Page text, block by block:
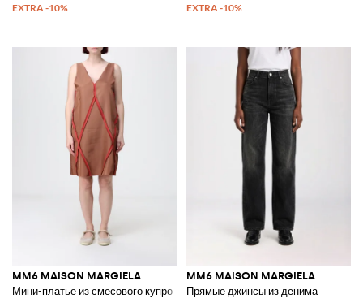
MM6 MAISON MARGIELA
Мини-платье из смесового купро
MM6 MAISON MARGIELA
Прямые джинсы из денима